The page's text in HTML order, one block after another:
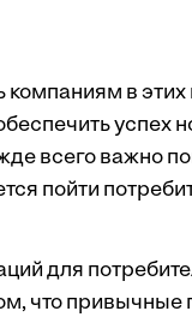
компаниям в
успех
всего важно
пойти
для
что привычные